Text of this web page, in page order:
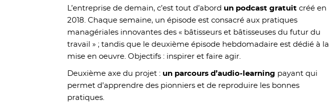
L’entreprise de demain, c’est tout d’abord un podcast gratuitcréé en
2018. Chaque semaine, un épisode est consacré aux pratiques
managériales innovantes des « bâtisseurs et bâtisseuses du futur du
travail » ; tandis que le deuxième épisode hebdomadaire est dédié à la
mise en oeuvre. Objectifs : inspirer et faire agir.
Deuxième axe du projet : un parcours d’audio-learning payant qui
permet d’apprendre des pionniers et de reproduire les bonnes
pratiques.